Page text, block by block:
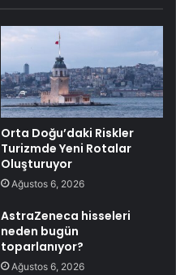
Orta Doğu’daki Riskler
Turizmde Yeni Rotalar
Oluşturuyor
Ağustos 6, 2026
AstraZeneca hisseleri
neden bugün
toparlanıyor?
Ağustos 6, 2026